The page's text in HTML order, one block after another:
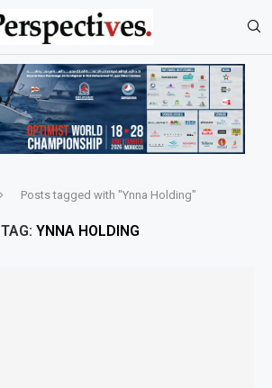
Posts tagged with "Ynna Holding"
TAG: YNNA HOLDING